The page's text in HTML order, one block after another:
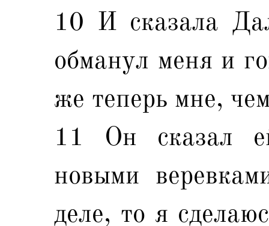
10 И сказала
обманул меня и
же теперь мне,
11 Он сказал
новыми
деле, то я